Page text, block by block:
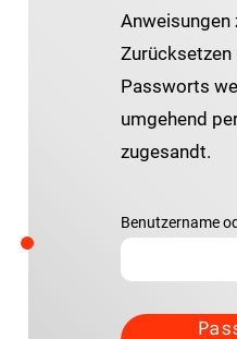
Anweisungen
Zurücksetzen
Passworts
umgehend
zugesandt.
Benutzername